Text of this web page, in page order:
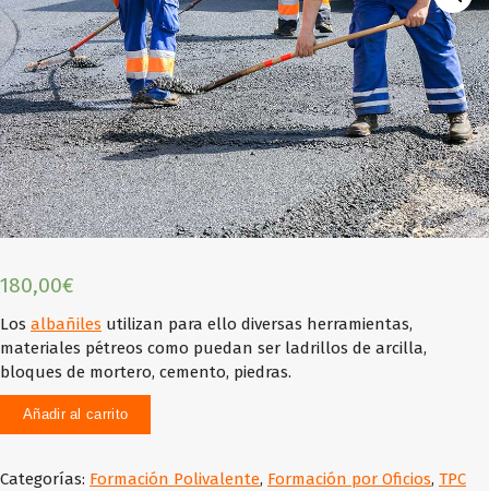
180,00€
Los albañiles utilizan para ello diversas herramientas,
materiales pétreos como puedan ser ladrillos de arcilla,
bloques de mortero, cemento, piedras.
Añadir al carrito
Categorías: Formación Polivalente, Formación por Oficios, TPC